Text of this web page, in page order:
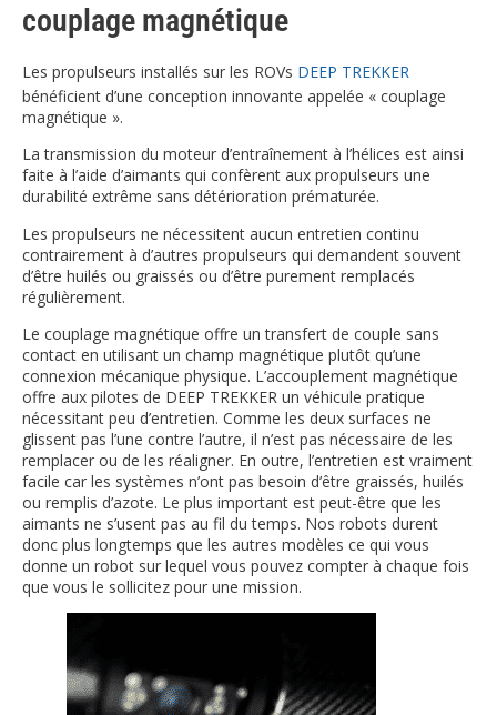
couplage magnétique
Les propulseurs installés sur les ROVs DEEP TREKKER
bénéficient d’une conception innovante appelée « couplage
magnétique ».
La transmission du moteur d’entraînement à l’hélices est ainsi
faite à l’aide d’aimants qui confèrent aux propulseurs une
durabilité extrême sans détérioration prématurée.
Les propulseurs ne nécessitent aucun entretien continu
contrairement à d’autres propulseurs qui demandent souvent
d’être huilés ou graissés ou d’être purement remplacés
régulièrement.
Le couplage magnétique offre un transfert de couple sans
contact en utilisant un champ magnétique plutôt qu’une
connexion mécanique physique. L’accouplement magnétique
offre aux pilotes de DEEP TREKKER un véhicule pratique
nécessitant peu d’entretien. Comme les deux surfaces ne
glissent pas l’une contre l’autre, il n’est pas nécessaire de les
remplacer ou de les réaligner. En outre, l’entretien est vraiment
facile car les systèmes n’ont pas besoin d’être graissés, huilés
ou remplis d’azote. Le plus important est peut-être que les
aimants ne s’usent pas au fil du temps. Nos robots durent
donc plus longtemps que les autres modèles ce qui vous
donne un robot sur lequel vous pouvez compter à chaque fois
que vous le sollicitez pour une mission.